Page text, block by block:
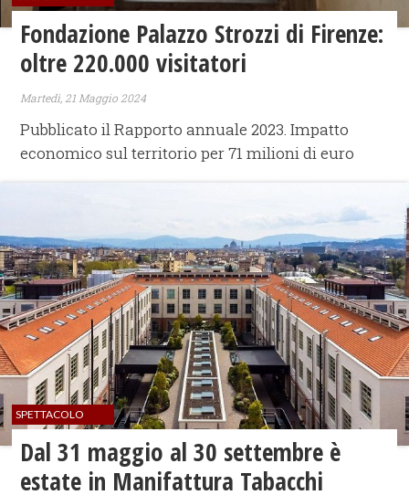
Fondazione Palazzo Strozzi di Firenze:
oltre 220.000 visitatori
Martedì, 21 Maggio 2024
Pubblicato il Rapporto annuale 2023. Impatto
economico sul territorio per 71 milioni di euro
SPETTACOLO
Dal 31 maggio al 30 settembre è
estate in Manifattura Tabacchi